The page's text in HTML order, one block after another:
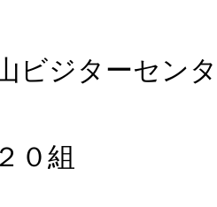
ビジターセン
０組